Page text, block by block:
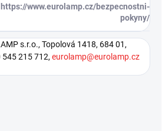
https://www.eurolamp.cz/bezpecnostni-
pokyny/
s.r.o., Topolová 1418, 684 01,
545 215 712, eurolamp@eurolamp.cz